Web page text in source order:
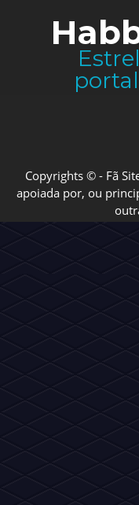
Copyrights © - Fã
apoiada por, ou